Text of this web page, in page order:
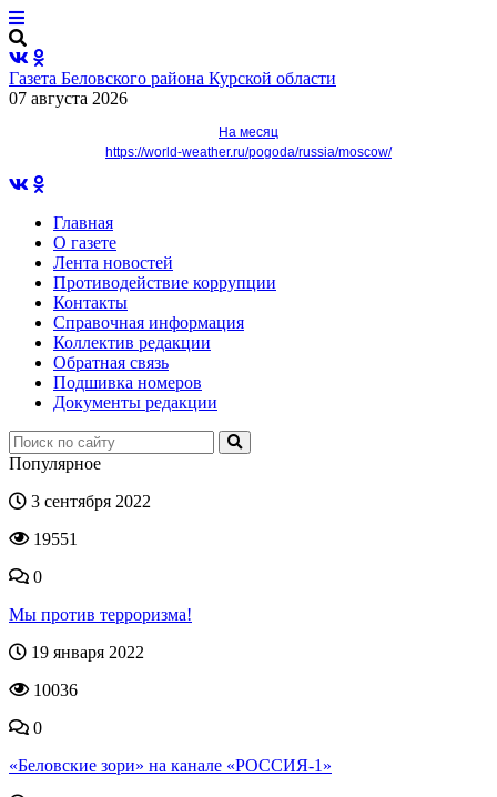
Газета Беловского района Курской области
07 августа 2026
На месяц
https://world-weather.ru/pogoda/russia/moscow/
Главная
О газете
Лента новостей
Противодействие коррупции
Контакты
Справочная информация
Коллектив редакции
Обратная связь
Подшивка номеров
Документы редакции
Популярное
3 сентября 2022
19551
0
Мы против терроризма!
19 января 2022
10036
0
«Беловские зори» на канале «РОССИЯ-1»